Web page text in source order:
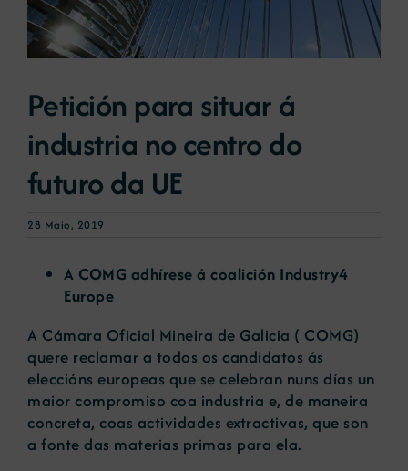
Novas
Portal de emprego
Contacto
Petición para situar á
industria no centro do
futuro da UE
28 Maio, 2019
A COMG adhírese á coalición Industry4
Europe
A Cámara Oficial Mineira de Galicia ( COMG)
quere reclamar a todos os candidatos ás
eleccións europeas que se celebran nuns días un
maior compromiso coa industria e, de maneira
concreta, coas actividades extractivas, que son
a fonte das materias primas para ela.